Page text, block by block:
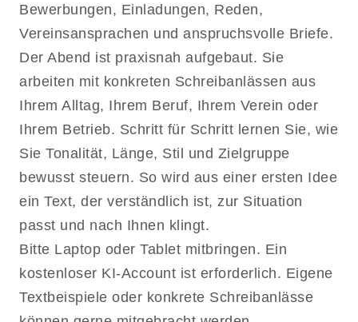
Bewerbungen, Einladungen, Reden,
Vereinsansprachen und anspruchsvolle Briefe.
Der Abend ist praxisnah aufgebaut. Sie
arbeiten mit konkreten Schreibanlässen aus
Ihrem Alltag, Ihrem Beruf, Ihrem Verein oder
Ihrem Betrieb. Schritt für Schritt lernen Sie, wie
Sie Tonalität, Länge, Stil und Zielgruppe
bewusst steuern. So wird aus einer ersten Idee
ein Text, der verständlich ist, zur Situation
passt und nach Ihnen klingt.
Bitte Laptop oder Tablet mitbringen. Ein
kostenloser KI-Account ist erforderlich. Eigene
Textbeispiele oder konkrete Schreibanlässe